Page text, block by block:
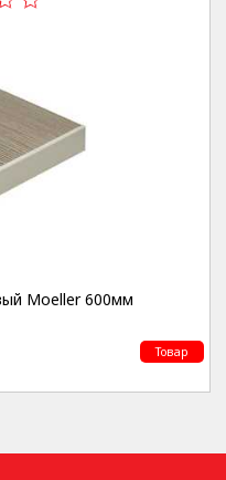
Moeller 600мм
Товар